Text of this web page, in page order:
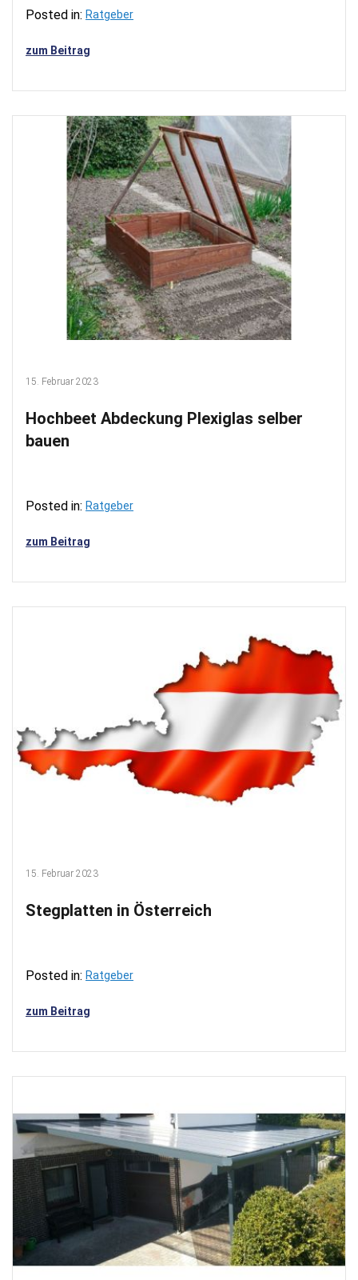
Posted in: Ratgeber
zum Beitrag
15. Februar 2023
Hochbeet Abdeckung Plexiglas selber
bauen
Posted in: Ratgeber
zum Beitrag
15. Februar 2023
Stegplatten in Österreich
Posted in: Ratgeber
zum Beitrag